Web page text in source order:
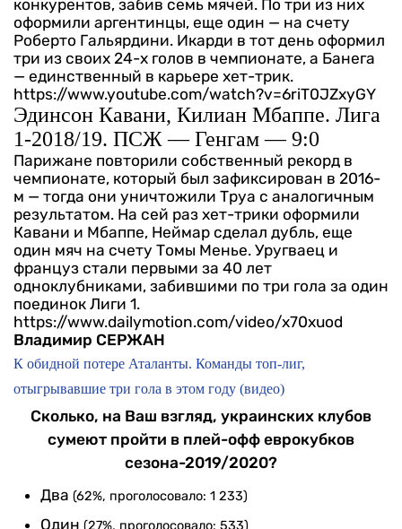
конкурентов, забив семь мячей. По три из них
оформили аргентинцы, еще один — на счету
Роберто Гальярдини. Икарди в тот день оформил
три из своих 24-х голов в чемпионате, а Банега
— единственный в карьере хет-трик.
https://www.youtube.com/watch?v=6riT0JZxyGY
Эдинсон Кавани, Килиан Мбаппе. Лига
1-2018/19. ПСЖ — Генгам — 9:0
Парижане повторили собственный рекорд в
чемпионате, который был зафиксирован в 2016-
м — тогда они уничтожили Труа с аналогичным
результатом. На сей раз хет-трики оформили
Кавани и Мбаппе, Неймар сделал дубль, еще
один мяч на счету Томы Менье. Уругваец и
француз стали первыми за 40 лет
одноклубниками, забившими по три гола за один
поединок Лиги 1.
https://www.dailymotion.com/video/x70xuod
Владимир СЕРЖАН
К обидной потере Аталанты. Команды топ-лиг,
отыгрывавшие три гола в этом году (видео)
Сколько, на Ваш взгляд, украинских клубов
сумеют пройти в плей-офф еврокубков
сезона-2019/2020?
Два (62%, проголосовало: 1 233)
Один (27%, проголосовало: 533)